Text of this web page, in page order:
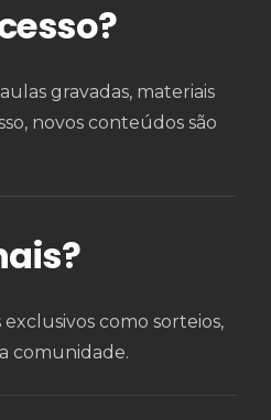
gravadas, materiais
novos conteúdos são
como sorteios,
comunidade.